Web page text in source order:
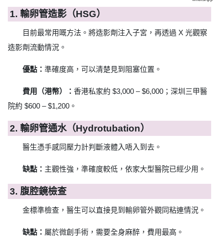
1. 輸卵管造影（HSG）
目前最常用嘅方法。將造影劑注入子宮，再透過 X 光觀察
造影劑流動情況。
優點： 準確度高，可以清楚見到阻塞位置。
費用（港幣）： 香港私家約 $3,000 – $6,000；深圳三甲醫
院約 $600 – $1,200。
2. 輸卵管通水（Hydrotubation）
醫生憑手感同壓力計判斷液體入唔入到去。
缺點： 主觀性強，準確度較低，依家大型醫院已經少用。
3. 腹腔鏡檢查
金標準檢查，醫生可以直接見到輸卵管外觀同粘連情況。
缺點： 屬於微創手術，需要全身麻醉，費用最高。